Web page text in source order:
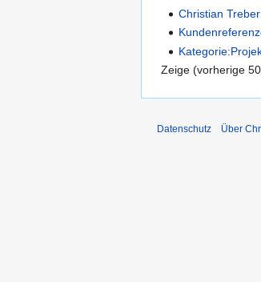
Christian Treber
Zeige (vorherige 50
Datenschutz Über